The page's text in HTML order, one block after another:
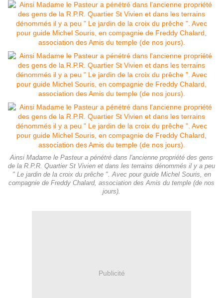
Ainsi Madame le Pasteur a pénétré dans l'ancienne propriété des gens
de la R.P.R. Quartier St Vivien et dans les terrains dénommés il y a peu
" Le jardin de la croix du prêche ". Avec pour guide Michel Souris, en
compagnie de Freddy Chalard, association des Amis du temple (de nos
jours).
Publicité